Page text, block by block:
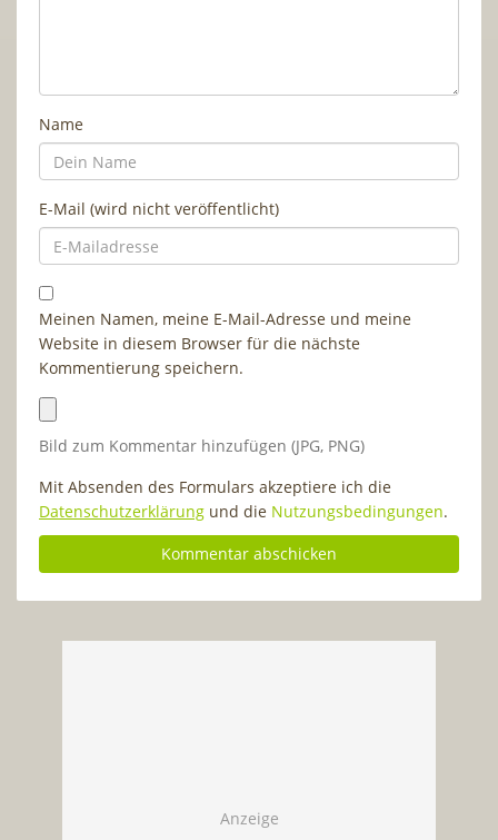
Name
E-Mail (wird nicht veröffentlicht)
Meinen Namen, meine E-Mail-Adresse und meine
Website in diesem Browser für die nächste
Kommentierung speichern.
Bild zum Kommentar hinzufügen (JPG, PNG)
Mit Absenden des Formulars akzeptiere ich die
Datenschutzerklärung und die Nutzungsbedingungen.